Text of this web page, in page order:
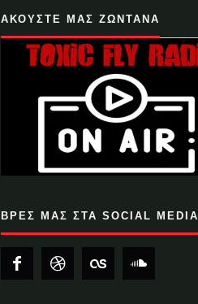
ΑΚΟΥΣΤΕ ΜΑΣ ΖΩΝΤΑΝΑ
ΒΡΕΣ ΜΑΣ ΣΤΑ SOCIAL MEDIA